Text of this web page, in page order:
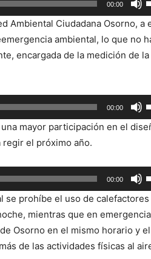
00:00
o
Ambiental Ciudadana Osorno, a
ambiental, lo que no
encargada de la medición de la
00:00
o
mayor participación en el
el próximo año.
00:00
de
se prohíbe el uso de
mientras que en emergencia
Osorno en el mismo horario y
de las actividades físicas al